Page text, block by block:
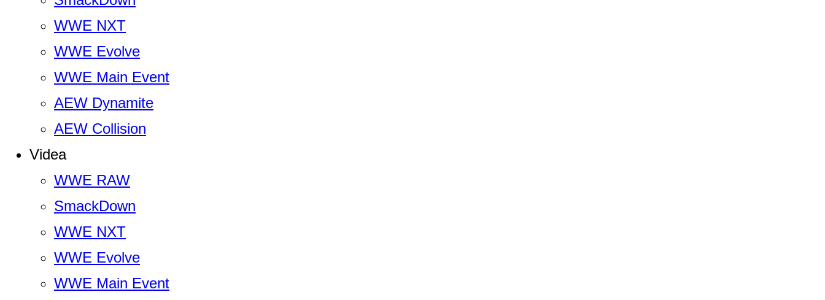
WWE NXT
WWE Evolve
WWE Main Event
AEW Dynamite
AEW Collision
Videa
WWE RAW
SmackDown
WWE NXT
WWE Evolve
WWE Main Event